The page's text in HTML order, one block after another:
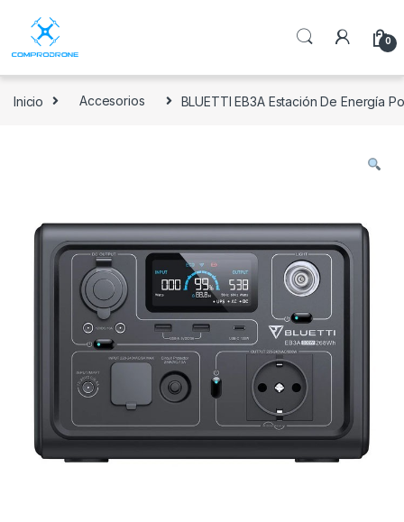
0
Inicio Accesorios BLUETTI EB3A Estación De Energía